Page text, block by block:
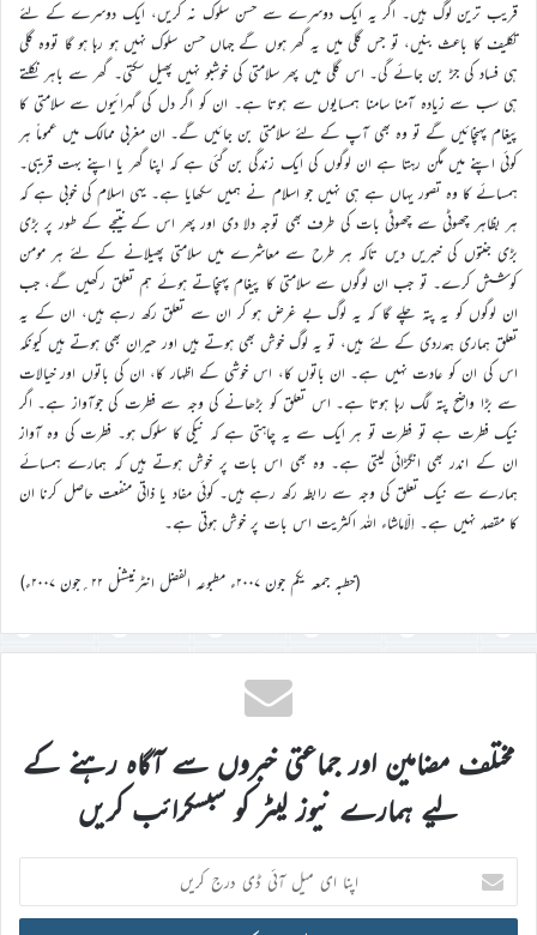
قریب ترین لوگ ہیں۔ اگر یہ ایک دوسرے سے حسن سلوک نہ کریں، ایک دوسرے کے لئے
تکلیف کا باعث بنیں، تو جس گلی میں یہ گھر ہوں گے جہاں حسن سلوک نہیں ہو رہا ہو گا تووہ گلی
ہی فساد کی جڑ بن جائے گی۔ اس گلی میں پھر سلامتی کی خوشبو نہیں پھیل سکتی۔ گھر سے باہر نکلتے
ہی سب سے زیادہ آمنا سامنا ہمسایوں سے ہوتا ہے۔ ان کو اگر دل کی گہرائیوں سے سلامتی کا
پیغام پہنچائیں گے تو وہ بھی آپ کے لئے سلامتی بن جائیں گے۔ ان مغربی ممالک میں عموماً ہر
کوئی اپنے میں مگن رہتا ہے ان لوگوں کی ایک زندگی بن گئی ہے کہ اپنا گھر یا اپنے بہت قریبی۔
ہمسائے کا وہ تصور یہاں ہے ہی نہیں جو اسلام نے ہمیں سکھایا ہے۔ یہی اسلام کی خوبی ہے کہ
ہر بظاہر چھوٹی سے چھوٹی بات کی طرف بھی توجہ دلا دی اور پھر اس کے نتیجے کے طور پر بڑی
بڑی جنتوں کی خبریں دیں تاکہ ہر طرح سے معاشرے میں سلامتی پھیلانے کے لئے ہر مومن
کوشش کرے۔ تو جب ان لوگوں سے سلامتی کا پیغام پہنچاتے ہوئے ہم تعلق رکھیں گے، جب
ان لوگوں کو یہ پتہ چلے گا کہ یہ لوگ بے غرض ہو کر ان سے تعلق رکھ رہے ہیں، ان کے یہ
تعلق ہماری ہمدردی کے لئے ہیں، تو یہ لوگ خوش بھی ہوتے ہیں اور حیران بھی ہوتے ہیں کیونکہ
اس کی ان کو عادت نہیں ہے۔ ان باتوں کا، اس خوشی کے اظہار کا، ان کی باتوں اور خیالات
سے بڑا واضح پتہ لگ رہا ہوتا ہے۔ اس تعلق کو بڑھانے کی وجہ سے فطرت کی جوآواز ہے۔ اگر
نیک فطرت ہے تو فطرت تو ہر ایک سے یہ چاہتی ہے کہ نیکی کا سلوک ہو۔ فطرت کی وہ آواز
ان کے اندر بھی انگڑائی لیتی ہے۔ وہ بھی اس بات پر خوش ہوتے ہیں کہ ہمارے ہمسائے
ہمارے سے نیک تعلق کی وجہ سے رابطہ رکھ رہے ہیں۔ کوئی مفاد یا ذاتی منفعت حاصل کرنا ان
کا مقصد نہیں ہے۔ اِلّاماشاء اللہ اکثریت اس بات پر خوش ہوتی ہے۔
(خطبہ جمعہ یکم جون ۲۰۰۷ء مطبوعہ الفضل انٹرنیشنل ۲۲؍جون ۲۰۰۷ء)
مختلف مضامین اور جماعتی خبروں سے آگاہ رہنے کے
لیے ہمارے نیوز لیٹر کو سبسکرائب کریں
اپنا
ای
میل